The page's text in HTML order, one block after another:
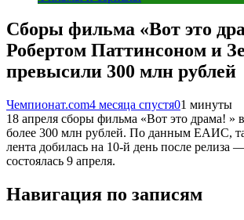
Сборы фильма «Вот это
Робертом Паттинсоном и
превысили 300 млн рублей
Чемпионат.com4 месяца спустя01 минуты
18 апреля сборы фильма «Вот это драма! »
более 300 млн рублей. По данным ЕАИС,
лента добилась на 10-й день после релиза
состоялась 9 апреля.
Навигация по записям